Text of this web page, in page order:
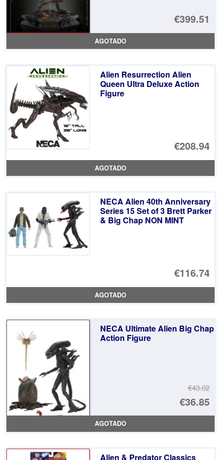
€399.51
AGOTADO
Alien Resurrection Alien
Queen Ultra Deluxe Action
Figure
€208.94
AGOTADO
NECA Alien 40th Anniversary
Series 15 Set of 3 Brett Parker
& Big Chap NON MINT
€116.74
AGOTADO
NECA Ultimate Alien Big Chap
Action Figure
€43.02
El
€36.85
El
AGOTADO
Alien & Predator Classics